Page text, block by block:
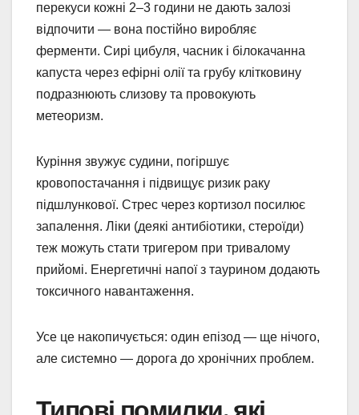
перекуси кожні 2–3 години не дають залозі
відпочити — вона постійно виробляє
ферменти. Сирі цибуля, часник і білокачанна
капуста через ефірні олії та грубу клітковину
подразнюють слизову та провокують
метеоризм.
Куріння звужує судини, погіршує
кровопостачання і підвищує ризик раку
підшлункової. Стрес через кортизол посилює
запалення. Ліки (деякі антибіотики, стероїди)
теж можуть стати тригером при тривалому
прийомі. Енергетичні напої з таурином додають
токсичного навантаження.
Усе це накопичується: один епізод — ще нічого,
але системно — дорога до хронічних проблем.